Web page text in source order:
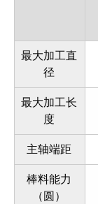
最大加工直
径
最大加工长
度
主轴端距
棒料能力
（圆）